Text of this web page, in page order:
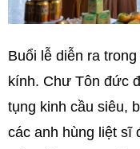
Buổi lễ diễn ra
kính. Chư Tôn đức
tụng kinh cầu siêu,
các anh hùng liệt sĩ